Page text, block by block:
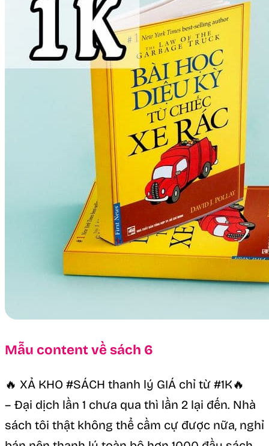
Mẫu content về sách 6
🔥 XẢ KHO #SÁCH thanh lý GIÁ chỉ từ #1K🔥
– Đại dịch lần 1 chưa qua thì lần 2 lại đến. Nhà
sách tôi thật không thể cầm cự được nữa, nghỉ